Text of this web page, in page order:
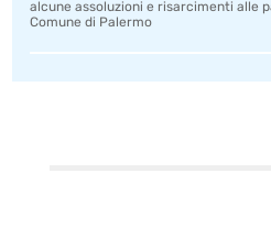
alcune assoluzioni e risarcimenti alle
Comune di Palermo